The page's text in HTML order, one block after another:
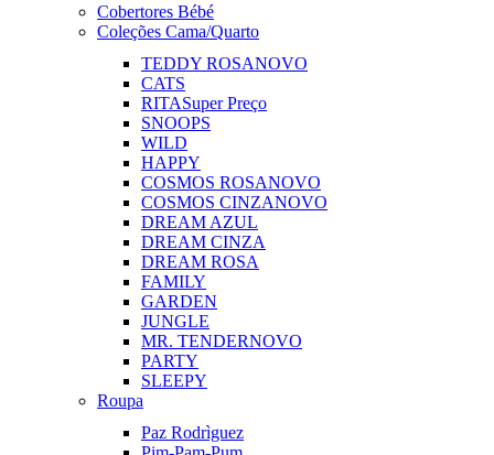
Cobertores Bébé
Coleções Cama/Quarto
TEDDY ROSANOVO
CATS
RITASuper Preço
SNOOPS
WILD
HAPPY
COSMOS ROSANOVO
COSMOS CINZANOVO
DREAM AZUL
DREAM CINZA
DREAM ROSA
FAMILY
GARDEN
JUNGLE
MR. TENDERNOVO
PARTY
SLEEPY
Roupa
Paz Rodrìguez